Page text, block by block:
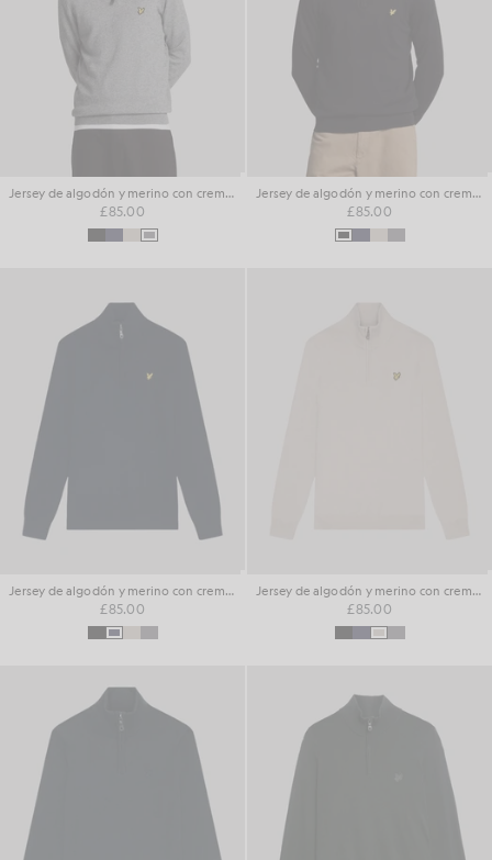
Jersey de algodón y merino con cremallera de 1/4
£85.00
Jersey de algodón y merino con cremallera de 1/4
£85.00
Jersey de algodón y merino con cremallera de 1/4
£85.00
Jersey de algodón y merino con cremallera de 1/4
£85.00